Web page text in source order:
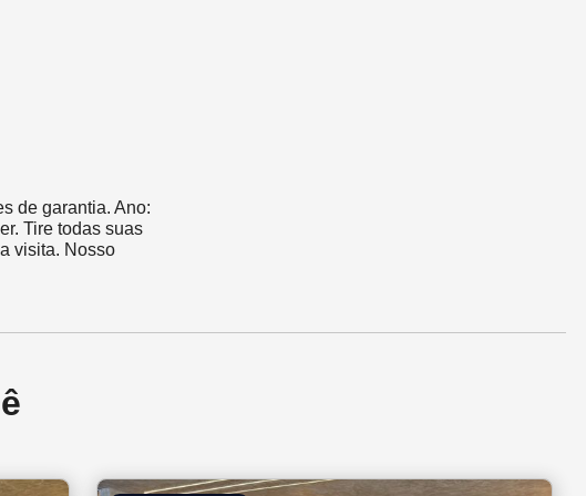
de garantia. Ano:
Tire todas suas
visita. Nosso